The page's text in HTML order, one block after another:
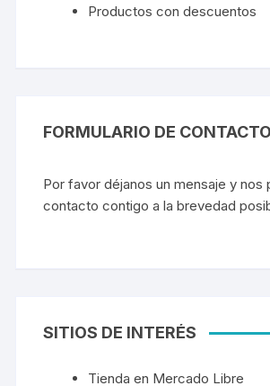
Productos con descuentos
FORMULARIO DE CONTACTO
Por favor déjanos un mensaje y nos
contacto contigo a la brevedad
SITIOS DE INTERÉS
Tienda en Mercado Libre